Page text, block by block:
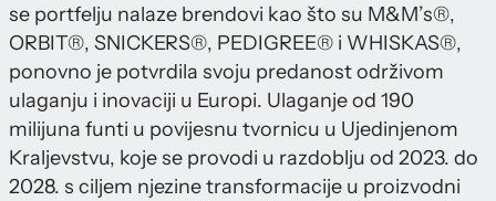
se portfelju nalaze brendovi kao što su M&M’s®,
ORBIT®, SNICKERS®, PEDIGREE® i WHISKAS®,
ponovno je potvrdila svoju predanost održivom
ulaganju i inovaciji u Europi. Ulaganje od 190
milijuna funti u povijesnu tvornicu u Ujedinjenom
Kraljevstvu, koje se provodi u razdoblju od 2023. do
2028. s ciljem njezine transformacije u proizvodni